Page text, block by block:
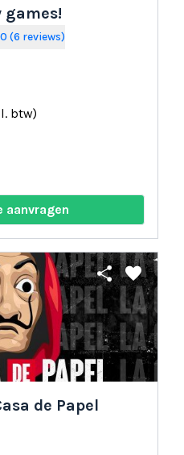
games!
9.0/10 (6 reviews)
btw)
aanvragen
share favorite
de Papel